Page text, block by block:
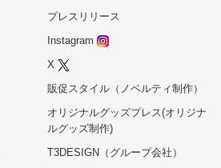
プレスリリース
Instagram
X
販促スタイル（ノベルティ制作）
オリジナルグッズプレス(オリジナ
ルグッズ制作)
T3DESIGN（グループ会社）